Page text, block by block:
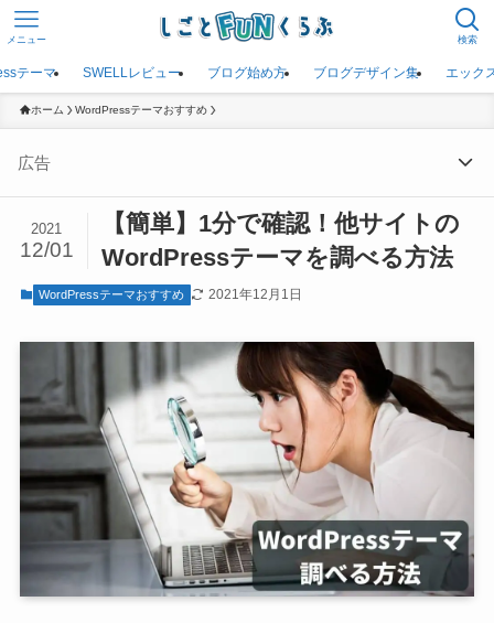
検索
メニュー
テーマ SWELLレビュー ブログ始め方 ブログデザイン集 エック
ホーム WordPressテーマおすすめ
広告
【簡単】1分で確認！他サイトの
WordPressテーマを調べる方法
2021
12/01
WordPressテーマおすすめ 2021年12月1日